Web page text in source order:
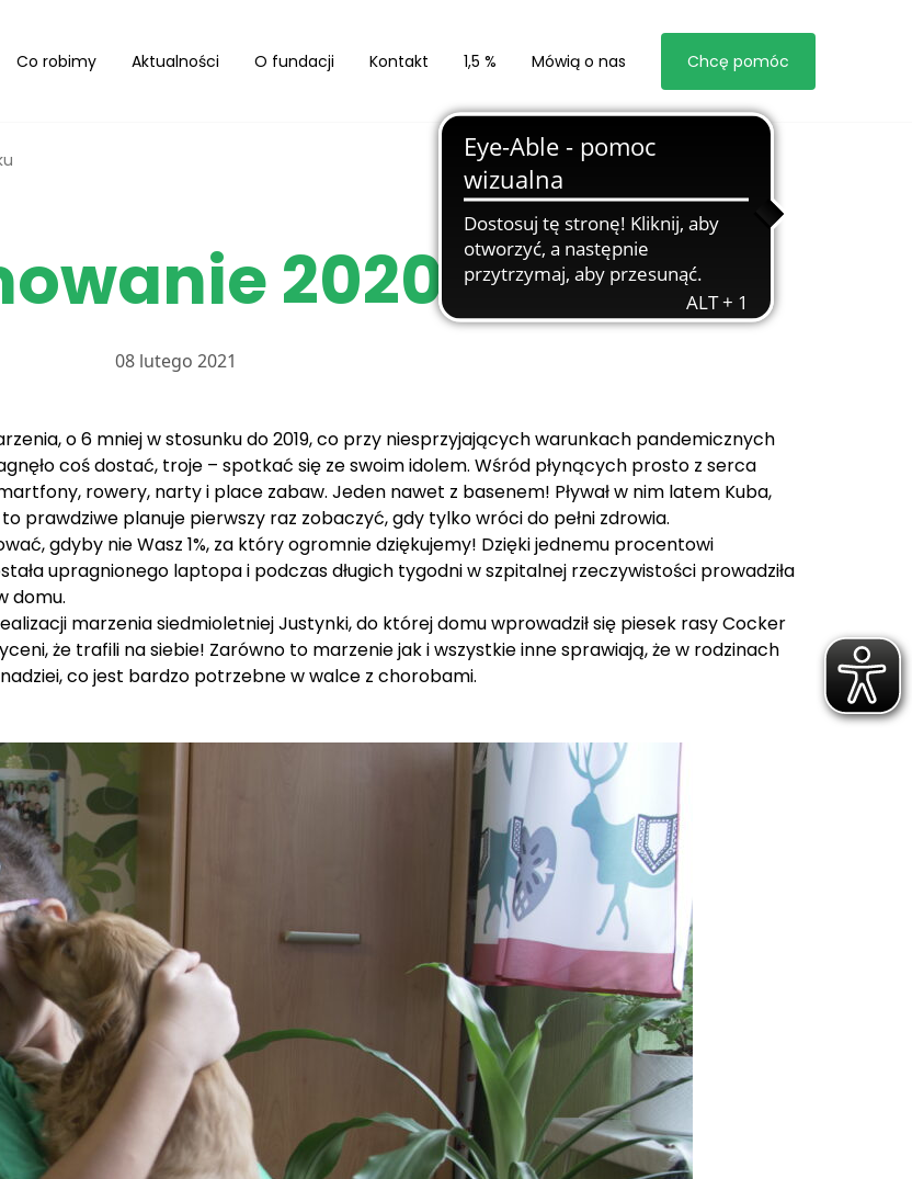
Co robimy Aktualności O fundacji Kontakt 1,5 % Mówią o nas Chcę pomóc
2020 roku
08 lutego 2021
o 6 mniej w stosunku do 2019, co przy niesprzyjających warunkach pandemicznych
coś dostać, troje – spotkać się ze swoim idolem. Wśród płynących prosto z serca
rowery, narty i place zabaw. Jeden nawet z basenem! Pływał w nim latem Kuba,
prawdziwe planuje pierwszy raz zobaczyć, gdy tylko wróci do pełni zdrowia.
gdyby nie Wasz 1%, za który ogromnie dziękujemy! Dzięki jednemu procentowi
upragnionego laptopa i podczas długich tygodni w szpitalnej rzeczywistości prowadziła
domu.
marzenia siedmioletniej Justynki, do której domu wprowadził się piesek rasy Cocker
że trafili na siebie! Zarówno to marzenie jak i wszystkie inne sprawiają, że w rodzinach
co jest bardzo potrzebne w walce z chorobami.